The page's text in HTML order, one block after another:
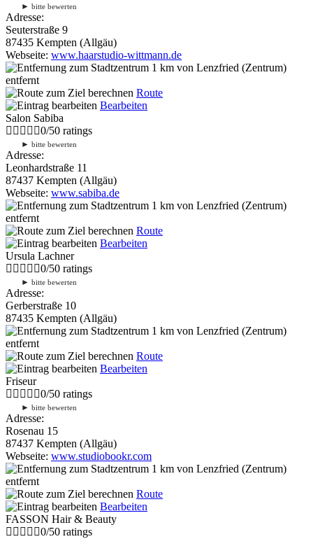
► bitte bewerten
Adresse:
Seuterstraße 9
87435 Kempten (Allgäu)
Webseite: www.haarstudio-wittmann.de
1 km von Lenzfried (Zentrum)
entfernt
Route
Bearbeiten
Salon Sabiba
0/50 ratings
► bitte bewerten
Adresse:
Leonhardstraße 11
87437 Kempten (Allgäu)
Webseite: www.sabiba.de
1 km von Lenzfried (Zentrum)
entfernt
Route
Bearbeiten
Ursula Lachner
0/50 ratings
► bitte bewerten
Adresse:
Gerberstraße 10
87435 Kempten (Allgäu)
1 km von Lenzfried (Zentrum)
entfernt
Route
Bearbeiten
Friseur
0/50 ratings
► bitte bewerten
Adresse:
Rosenau 15
87437 Kempten (Allgäu)
Webseite: www.studiobookr.com
1 km von Lenzfried (Zentrum)
entfernt
Route
Bearbeiten
FASSON Hair & Beauty
0/50 ratings